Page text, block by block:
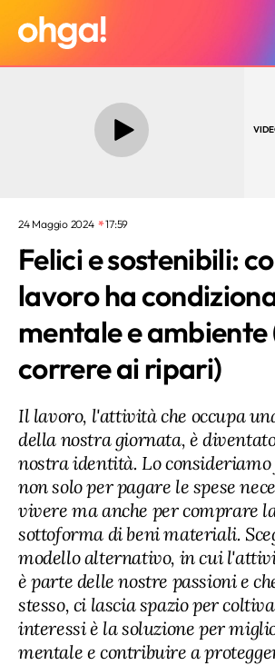
24 Maggio 2024 17:59
Felici e sostenibili:
lavoro ha
mentale e ambiente
correre ai ripari)
Il lavoro, l'attività che occupa
della nostra giornata, è
nostra identità. Lo
non solo per pagare le spese
vivere ma anche per comprare
sottoforma di beni materiali.
modello alternativo, in cui
è parte delle nostre passioni e
stesso, ci lascia spazio per
interessi è la soluzione per
mentale e contribuire a
2 Un nuovo modello è possibile